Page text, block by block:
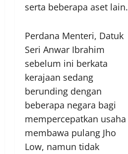
serta beberapa aset lain.
Perdana Menteri, Datuk
Seri Anwar Ibrahim
sebelum ini berkata
kerajaan sedang
berunding dengan
beberapa negara bagi
mempercepatkan usaha
membawa pulang Jho
Low, namun tidak